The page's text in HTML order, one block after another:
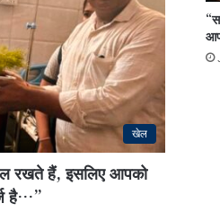
खेल
रखते हैं, इसलिए आपको
है…”